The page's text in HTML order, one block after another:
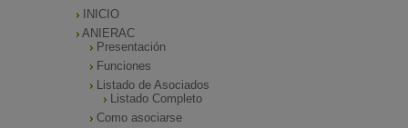
INICIO
ANIERAC
Presentación
Funciones
Listado de Asociados
Listado Completo
Como asociarse